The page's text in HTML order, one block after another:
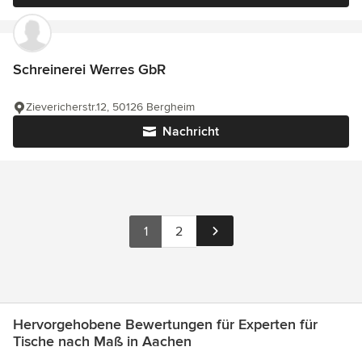
Schreinerei Werres GbR
Nachricht
Zievericherstr.12, 50126 Bergheim
1 2
Hervorgehobene Bewertungen für Experten für
Tische nach Maß in Aachen